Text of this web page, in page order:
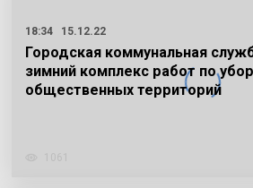
18:34
15.12.22
Городская коммунальная
зимний комплекс работ по
общественных территорий